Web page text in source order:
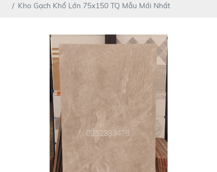
Kho Gạch Khổ Lớn 75x150 TQ Mẫu Mới Nhất